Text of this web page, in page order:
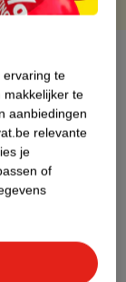
te
te
aanbiedingen
relevante
je
of